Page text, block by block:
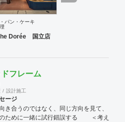
パン・ケーキ
Dorée 国立店
フレーム
設計施工
ージ
合うのではなく、同じ方向を見て、
のために一緒に試行錯誤する ＜考え